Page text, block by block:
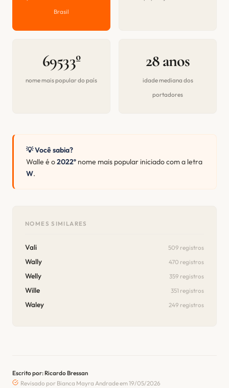
Brasil
69533º
nome mais popular do país
28 anos
idade mediana dos
portadores
💡 Você sabia?
Walle é o2022º nome mais popular iniciado com a letra
W.
NOMES SIMILARES
Vali 509 registros
Wally 470 registros
Welly 359 registros
Wille 351 registros
Waley 249 registros
Escrito por: Ricardo Bressan
Revisado por Bianca Mayra Andrade em 19/05/2026